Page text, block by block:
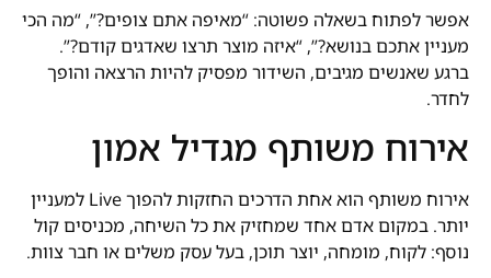
אפשר לפתוח בשאלה פשוטה: “מאיפה אתם צופים?”, “מה הכי
מעניין אתכם בנושא?”, “איזה מוצר תרצו שאדגים קודם?”.
ברגע שאנשים מגיבים, השידור מפסיק להיות הרצאה והופך
לחדר.
אירוח משותף מגדיל אמון
אירוח משותף הוא אחת הדרכים החזקות להפוך Live למעניין
יותר. במקום אדם אחד שמחזיק את כל השיחה, מכניסים קול
נוסף: לקוח, מומחה, יוצר תוכן, בעל עסק משלים או חבר צוות.